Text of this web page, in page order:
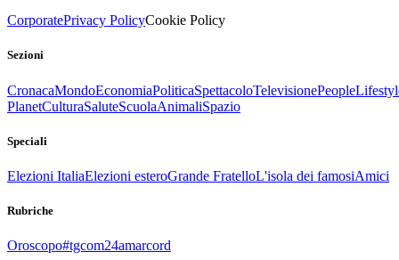
CorporatePrivacy PolicyCookie Policy
Sezioni
CronacaMondoEconomiaPoliticaSpettacoloTelevisionePeople
PlanetCulturaSaluteScuolaAnimaliSpazio
Speciali
Elezioni ItaliaElezioni esteroGrande FratelloL'isola dei famosiAmici
Rubriche
Oroscopo#tgcom24amarcord